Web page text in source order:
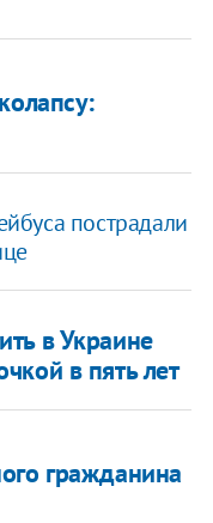
пострадали
в Украине
в пять лет
гражданина